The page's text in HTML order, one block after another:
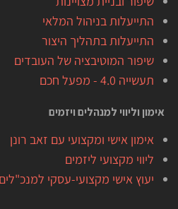
התייעלות בניהול המלאי
התייעלות בתהליך היצור
שיפור המוטיבציה של העובדים
תעשייה 4.0 - מפעל חכם
אימון וליווי למנהלים ויזמים
אימון אישי ומקצועי עם זאב רונן
ליווי מקצועי ליזמים
יעוץ אישי מקצועי-עסקי למנכ"לים